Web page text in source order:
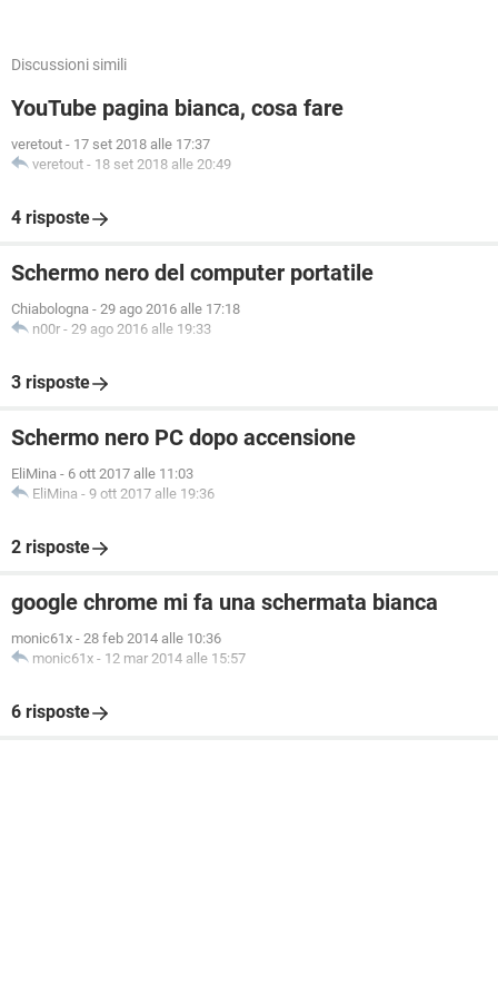
Discussioni simili
YouTube pagina bianca, cosa fare
veretout - 17 set 2018 alle 17:37
veretout - 18 set 2018 alle 20:49
4 risposte
Schermo nero del computer portatile
Chiabologna - 29 ago 2016 alle 17:18
n00r - 29 ago 2016 alle 19:33
3 risposte
Schermo nero PC dopo accensione
EliMina - 6 ott 2017 alle 11:03
EliMina - 9 ott 2017 alle 19:36
2 risposte
google chrome mi fa una schermata bianca
monic61x - 28 feb 2014 alle 10:36
monic61x - 12 mar 2014 alle 15:57
6 risposte